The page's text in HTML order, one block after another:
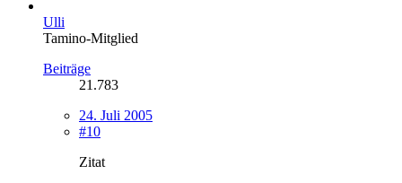
Ulli
Tamino-Mitglied
Beiträge
21.783
24. Juli 2005
#10
Zitat